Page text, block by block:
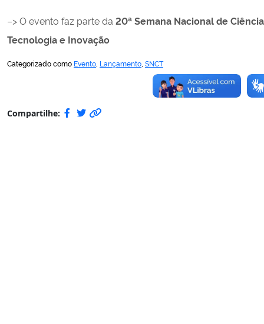
–> O evento faz parte da 20ª Semana Nacional de
Tecnologia e Inovação
Categorizado como Evento Lançamento SNCT
Compartilhe: